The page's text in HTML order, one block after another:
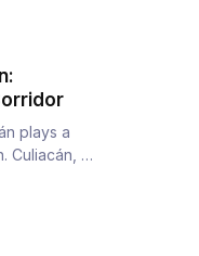
plays a
Culiacán, a